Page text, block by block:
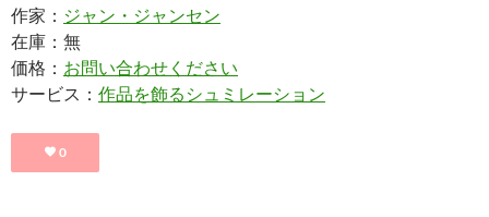
作家： ジャン・ジャンセン
在庫：無
価格： お問い合わせください
サービス： 作品を飾るシュミレーション
0